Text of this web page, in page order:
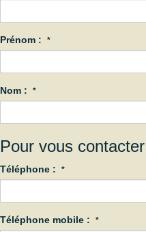
Prénom : *
Nom : *
Pour vous contacter
Téléphone : *
Téléphone mobile : *